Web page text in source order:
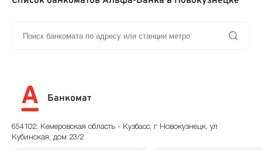
Банкомат
654102, Кемеровская область - Кузбасс, г Новокузнецк, ул
Кубинская, дом 23/2